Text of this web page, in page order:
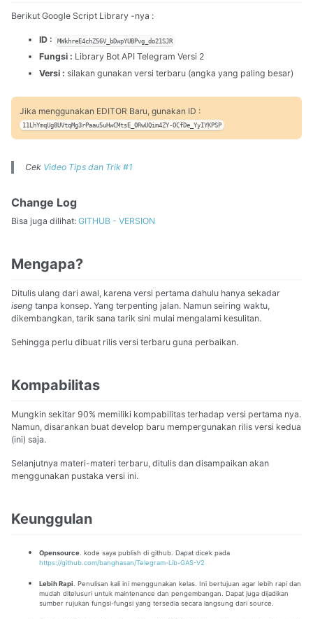
Berikut Google Script Library -nya :
ID : MWkhreE4chZ56V_bDwpYUBPvg_do21SJR
Fungsi : Library Bot API Telegram Versi 2
Versi : silakan gunakan versi terbaru (angka yang paling besar)
Jika menggunakan EDITOR Baru, gunakan ID :
11LhYmqUg8UVtqMg3rPaau5uHwCMtsE_0RwUQim4ZY-OCfDe_YyIYKPSP
Cek Video Tips dan Trik #1
Change Log
Bisa juga dilihat: GITHUB - VERSION
Mengapa?
Ditulis ulang dari awal, karena versi pertama dahulu hanya sekadar
iseng tanpa konsep. Yang terpenting jalan. Namun seiring waktu,
dikembangkan, tarik sana tarik sini mulai mengalami kesulitan.
Sehingga perlu dibuat rilis versi terbaru guna perbaikan.
Kompabilitas
Mungkin sekitar 90% memiliki kompabilitas terhadap versi pertama nya.
Namun, disarankan buat develop baru mempergunakan rilis versi kedua
(ini) saja.
Selanjutnya materi-materi terbaru, ditulis dan disampaikan akan
menggunakan pustaka versi ini.
Keunggulan
Opensource. kode saya publish di github. Dapat dicek pada
https://github.com/banghasan/Telegram-Lib-GAS-V2
Lebih Rapi . Penulisan kali ini menggunakan kelas. Ini bertujuan agar lebih rapi dan
mudah ditelusuri untuk maintenance dan pengembangan. Dapat juga dijadikan
sumber rujukan fungsi-fungsi yang tersedia secara langsung dari source.